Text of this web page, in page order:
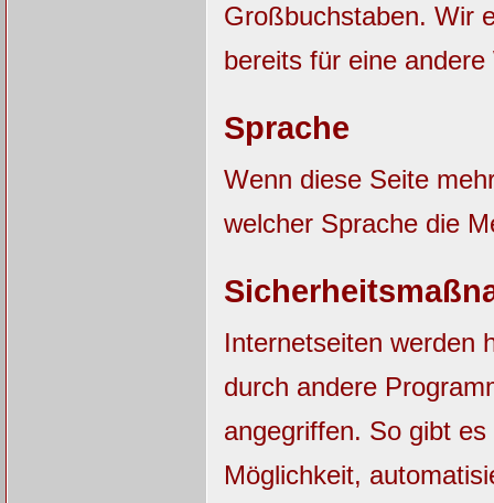
Großbuchstaben. Wir
bereits für eine
Sprache
Wenn diese Seite
welcher Sprache die
Internetseiten werden
durch andere
angegriffen. So gibt es
Möglichkeit,